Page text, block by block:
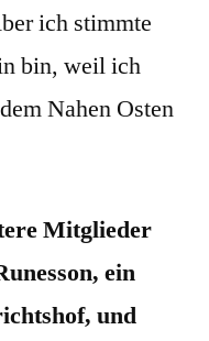
ich stimmte
bin, weil ich
Nahen Osten
Mitglieder
ein
und